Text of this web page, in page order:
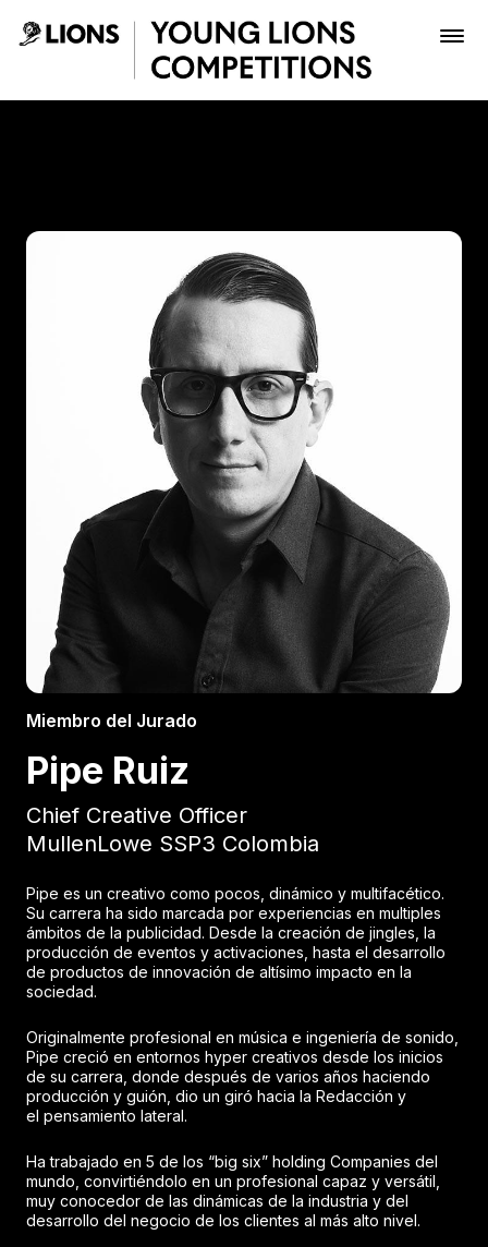
Saltar al contenido principal
Inscribir
Boletería
Miembro del Jurado
Pipe Ruiz
Chief Creative Officer
MullenLowe SSP3 Colombia
Pipe es un creativo como pocos, dinámico y multifacético.
Su carrera ha sido marcada por experiencias en multiples
ámbitos de la publicidad. Desde la creación de jingles, la
producción de eventos y activaciones, hasta el desarrollo
de productos de innovación de altísimo impacto en la
sociedad.
Originalmente profesional en música e ingeniería de sonido,
Pipe creció en entornos hyper creativos desde los inicios
de su carrera, donde después de varios años haciendo
producción y guión, dio un giró hacia la Redacción y
el pensamiento lateral.
Ha trabajado en 5 de los “big six” holding Companies del
mundo, convirtiéndolo en un profesional capaz y versátil,
muy conocedor de las dinámicas de la industria y del
desarrollo del negocio de los clientes al más alto nivel.